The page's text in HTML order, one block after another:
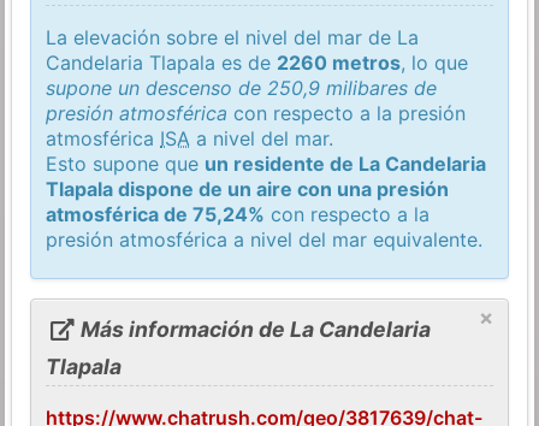
La elevación sobre el nivel del mar de La
Candelaria Tlapala es de 2260 metros, lo que
supone un descenso de 250,9 milibares de
presión atmosférica con respecto a la presión
atmosférica ISA a nivel del mar.
Esto supone que un residente de La Candelaria
Tlapala dispone de un aire con una presión
atmosférica de 75,24% con respecto a la
presión atmosférica a nivel del mar equivalente.
×
Más información de La Candelaria
Tlapala
https://www.chatrush.com/geo/3817639/chat-